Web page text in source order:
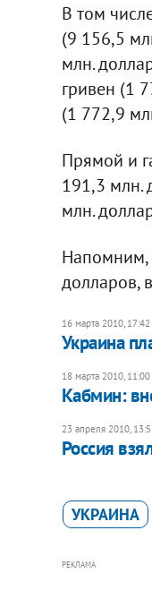
В том
(9 156,5
млн.
гривен (1
(1 772,9
Прямой и
191,3 млн.
млн.
Напомним,
долларов,
16 марта 2010, 17:42
Украина
18 марта 2010, 11:00
Кабмин:
23 апреля 2010,
Россия
УКРАИНА
РЕКЛАМА